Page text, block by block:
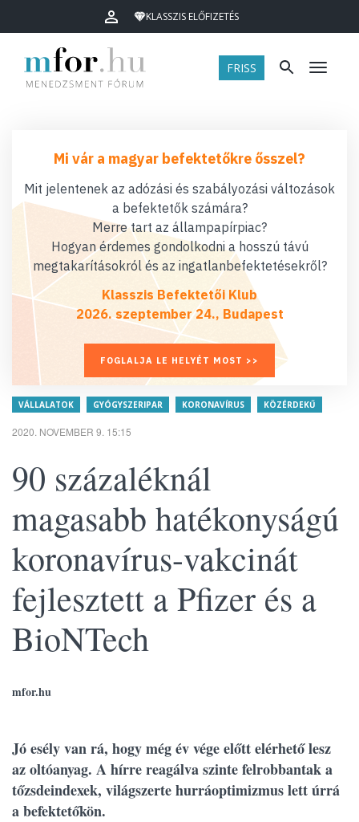
KLASSZIS ELŐFIZETÉS
FRISS Menü
Mi vár a magyar befektetőkre ősszel?
Mit jelentenek az adózási és szabályozási változások
a befektetők számára?
Merre tart az állampapírpiac?
Hogyan érdemes gondolkodni a hosszú távú
megtakarításokról és az ingatlanbefektetésekről?
Klasszis Befektetői Klub
2026. szeptember 24., Budapest
FOGLALJA LE HELYÉT MOST >>
VÁLLALATOK GYÓGYSZERIPAR KORONAVÍRUS KÖZÉRDEKŰ
2020. NOVEMBER 9. 15:15
90 százaléknál
magasabb hatékonyságú
koronavírus-vakcinát
fejlesztett a Pfizer és a
BioNTech
mfor.hu
Jó esély van rá, hogy még év vége előtt elérhető lesz
az oltóanyag. A hírre reagálva szinte felrobbantak a
tőzsdeindexek, világszerte hurráoptimizmus lett úrrá
a befektetőkön.